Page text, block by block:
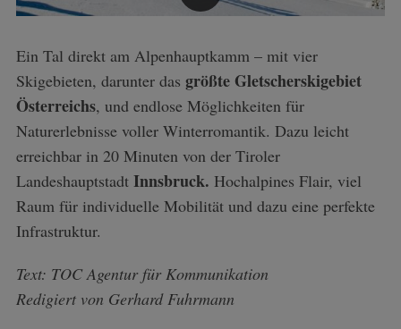
Ein Tal direkt am Alpenhauptkamm – mit vier
Skigebieten, darunter das größte Gletscherskigebiet
Österreichs, und endlose Möglichkeiten für
Naturerlebnisse voller Winterromantik. Dazu leicht
erreichbar in 20 Minuten von der Tiroler
LandeshauptstadtInnsbruck. Hochalpines Flair, viel
Raum für individuelle Mobilität und dazu eine perfekte
Infrastruktur.
Text: TOC Agentur für Kommunikation
Redigiert von Gerhard Fuhrmann